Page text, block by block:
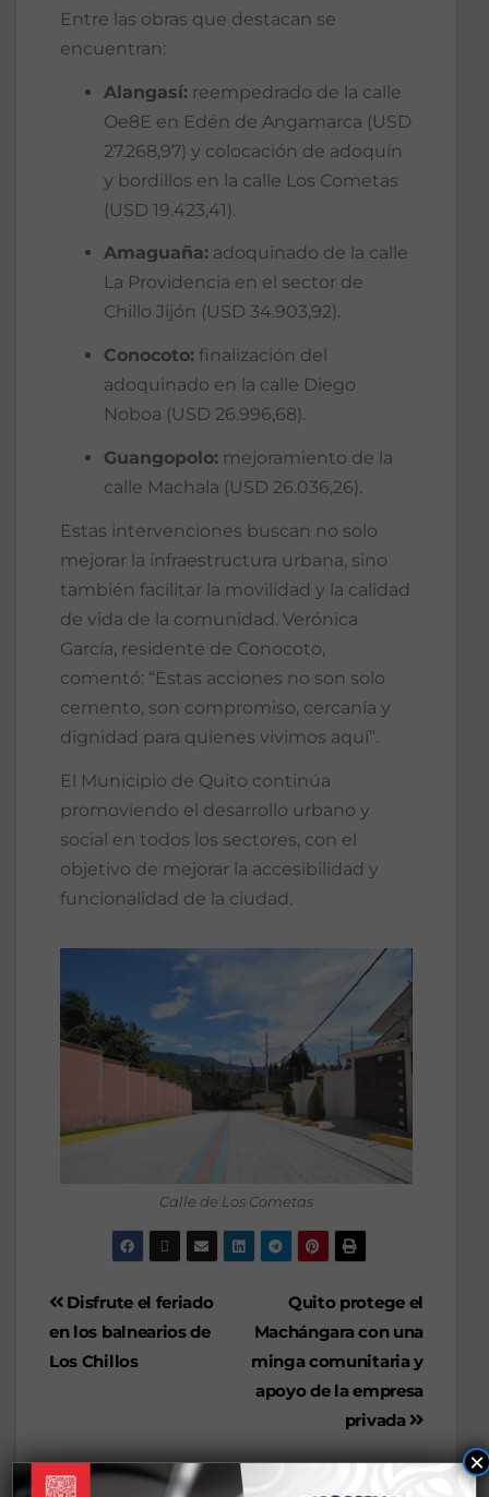
Entre las obras que destacan se
encuentran:
Alangasí: reempedrado de la calle
Oe8E en Edén de Angamarca (USD
27.268,97) y colocación de adoquín
y bordillos en la calle Los Cometas
(USD 19.423,41).
Amaguaña: adoquinado de la calle
La Providencia en el sector de
Chillo Jijón (USD 34.903,92).
Conocoto: finalización del
adoquinado en la calle Diego
Noboa (USD 26.996,68).
Guangopolo: mejoramiento de la
calle Machala (USD 26.036,26).
Estas intervenciones buscan no solo
mejorar la infraestructura urbana, sino
también facilitar la movilidad y la calidad
de vida de la comunidad. Verónica
García, residente de Conocoto,
comentó: “Estas acciones no son solo
cemento, son compromiso, cercanía y
dignidad para quienes vivimos aquí”.
El Municipio de Quito continúa
promoviendo el desarrollo urbano y
social en todos los sectores, con el
objetivo de mejorar la accesibilidad y
funcionalidad de la ciudad.
Calle de Los Cometas
Quito protege el
Machángara con una
minga comunitaria y
apoyo de la empresa
privada
Disfrute el feriado
en los balnearios de
Los Chillos
×